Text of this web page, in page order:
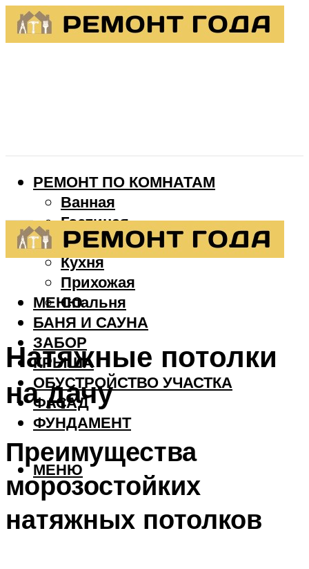
РЕМОНТ ПО КОМНАТАМ
Ванная
Гостиная
Детская
Кухня
Прихожая
Спальня
БАНЯ И САУНА
ЗАБОР
КРЫША
ОБУСТРОЙСТВО УЧАСТКА
ФАСАД
ФУНДАМЕНТ
МЕНЮ
МЕНЮ
Натяжные потолки
на дачу
Преимущества
морозостойких
натяжных потолков